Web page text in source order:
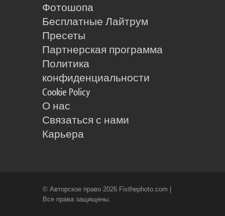
Фотошопа
Бесплатные Лайтрум
Пресеты
Партнерская программа
Политика
конфиденциальности
Cookie Policy
О нас
Связаться с нами
Карьера
© Авторское право 2026 Fixthephoto.com |
Все права защищены.